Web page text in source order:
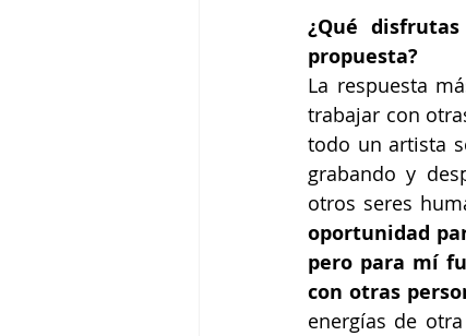
¿Qué
propuesta?
La respuesta
trabajar con
todo un artista
grabando y
otros seres
oportunidad
pero para mí
con otras
energías de